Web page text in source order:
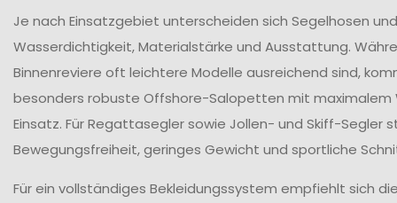
Je nach Einsatzgebiet unterscheiden sich Segelhosen
Wasserdichtigkeit, Materialstärke und Ausstattung.
Binnenreviere oft leichtere Modelle ausreichend sind,
besonders robuste Offshore-Salopetten mit
Einsatz. Für Regattasegler sowie Jollen- und Skiff-Segler
Bewegungsfreiheit, geringes Gewicht und sportliche
Für ein vollständiges Bekleidungssystem empfiehlt sich